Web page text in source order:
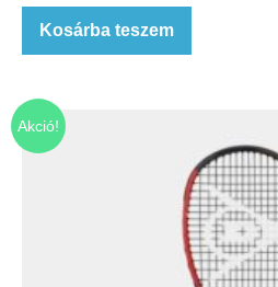
Kosárba teszem
Akció!